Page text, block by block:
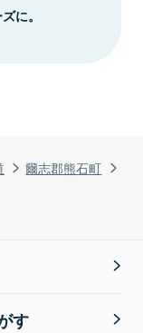
爾志郡熊石町
に。
す